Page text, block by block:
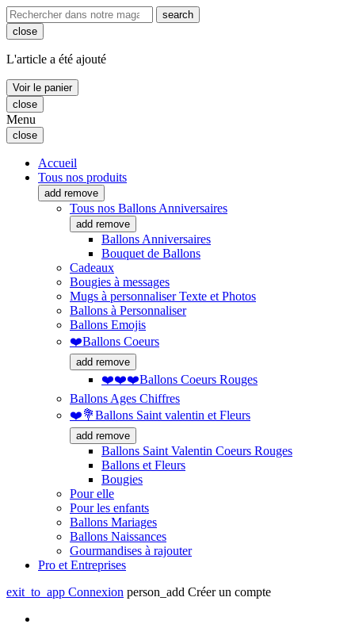
search
close
L'article a été ajouté
Voir le panier
close
Menu
close
Accueil
Tous nos produits
add remove
Tous nos Ballons Anniversaires
add remove
Ballons Anniversaires
Bouquet de Ballons
Cadeaux
Bougies à messages
Mugs à personnaliser Texte et Photos
Ballons à Personnaliser
Ballons Emojis
❤️Ballons Coeurs
add remove
❤️❤️❤️Ballons Coeurs Rouges
Ballons Ages Chiffres
❤️💐Ballons Saint valentin et Fleurs
add remove
Ballons Saint Valentin Coeurs Rouges
Ballons et Fleurs
Bougies
Pour elle
Pour les enfants
Ballons Mariages
Ballons Naissances
Gourmandises à rajouter
Pro et Entreprises
exit_to_app Connexion person_add Créer un compte